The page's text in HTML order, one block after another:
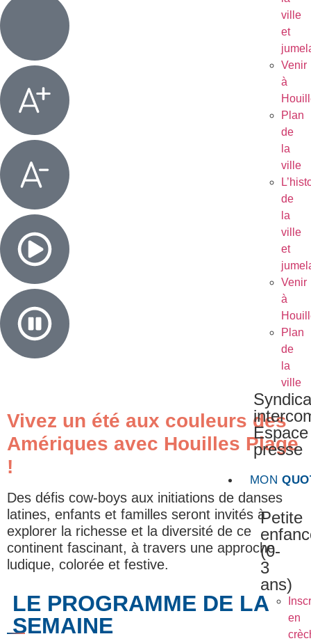
ville
et
Venir
à
Plan
de
la
ville
de
la
ville
et
Venir
à
Plan
de
la
ville
Espace
presse
MON
Petite
(0-
3
ans)
en
Vivez un été aux couleurs des
Amériques avec Houilles Plage
!
Des défis cow-boys aux initiations de danses
latines, enfants et familles seront invités à
explorer la richesse et la diversité de ce
continent fascinant, à travers une approche
ludique, colorée et festive.
LE PROGRAMME DE LA
SEMAINE